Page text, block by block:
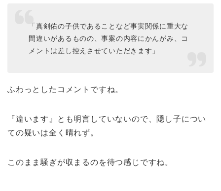
「真剣佑の子供であることなど事実関係に重大な
間違いがあるものの、事案の内容にかんがみ、コ
メントは差し控えさせていただきます」
ふわっとしたコメントですね。
『違います』とも明言していないので、隠し子につい
ての疑いは全く晴れず。
このまま騒ぎが収まるのを待つ感じですね。